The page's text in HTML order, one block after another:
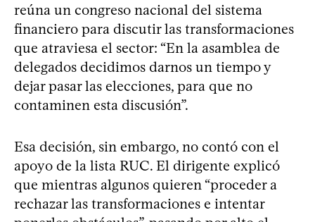
reúna un congreso nacional del sistema
financiero para discutir las transformaciones
que atraviesa el sector: “En la asamblea de
delegados decidimos darnos un tiempo y
dejar pasar las elecciones, para que no
contaminen esta discusión”.
Esa decisión, sin embargo, no contó con el
apoyo de la lista RUC. El dirigente explicó
que mientras algunos quieren “proceder a
rechazar las transformaciones e intentar